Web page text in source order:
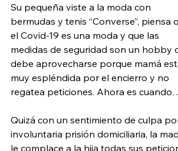
Su pequeña viste a la moda con
bermudas y tenis “Converse”, piensa
el Covid-19 es una moda y que las
medidas de seguridad son un hobby
debe aprovecharse porque mamá
muy espléndida por el encierro y no
regatea peticiones. Ahora es
Quizá con un sentimiento de culpa
involuntaria prisión domiciliaria, la
le complace a la hija todas sus